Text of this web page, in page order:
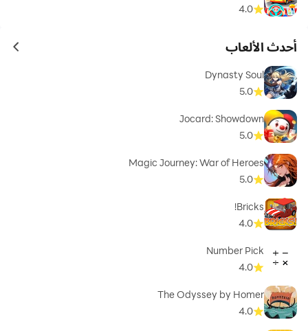
4.0
أحدث الألعاب
Dynasty Soul
5.0
Jocard: Showdown
5.0
Magic Journey: War of Heroes
5.0
Bricks!
4.0
Number Pick
4.0
The Odyssey by Homer
4.0